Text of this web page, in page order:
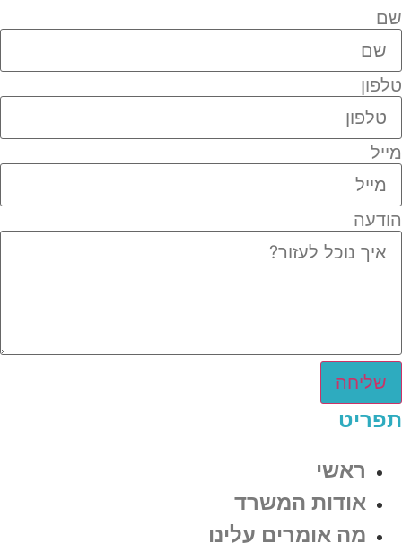
שם
טלפון
מייל
הודעה
שליחה
תפריט
ראשי
אודות המשרד
מה אומרים עלינו